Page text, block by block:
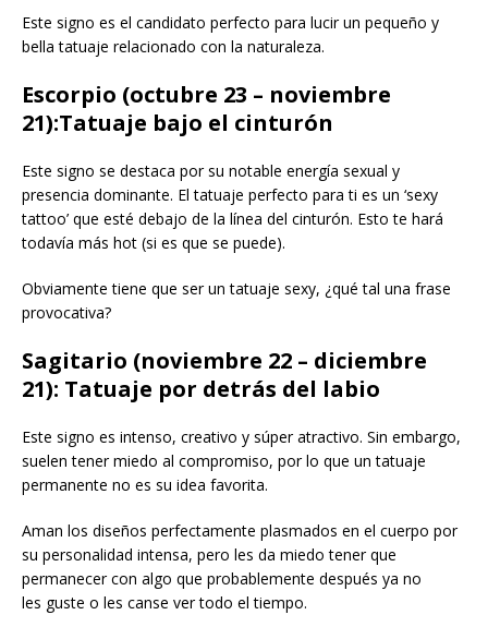
Este signo es el candidato perfecto para lucir un pequeño y
bella tatuaje relacionado con la naturaleza.
Escorpio (octubre 23 – noviembre
21):Tatuaje bajo el cinturón
Este signo se destaca por su notable energía sexual y
presencia dominante. El tatuaje perfecto para ti es un ‘sexy
tattoo’ que esté debajo de la línea del cinturón. Esto te hará
todavía más hot (si es que se puede).
Obviamente tiene que ser un tatuaje sexy, ¿qué tal una frase
provocativa?
Sagitario (noviembre 22 – diciembre
21): Tatuaje por detrás del labio
Este signo es intenso, creativo y súper atractivo. Sin embargo,
suelen tener miedo al compromiso, por lo que un tatuaje
permanente no es su idea favorita.
Aman los diseños perfectamente plasmados en el cuerpo por
su personalidad intensa, pero les da miedo tener que
permanecer con algo que probablemente después ya no
les guste o les canse ver todo el tiempo.